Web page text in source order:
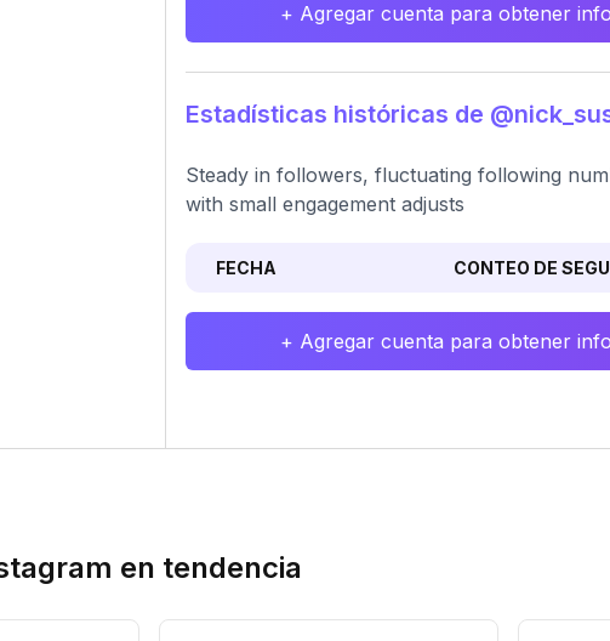
+ Agregar cuenta para obtener
Estadísticas históricas de
Steady in followers, fluctuating following
with small engagement adjusts
FECHA CONTEO DE
+ Agregar cuenta para obtener
en tendencia